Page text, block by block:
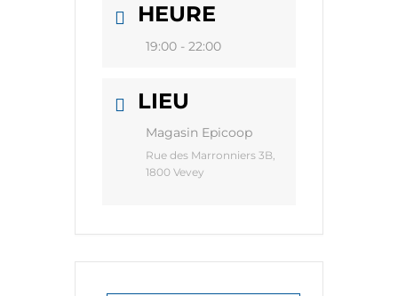
HEURE
19:00 - 22:00
LIEU
Magasin Epicoop
Rue des Marronniers 3B,
1800 Vevey